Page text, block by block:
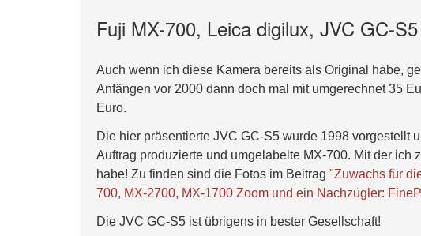
Fuji MX-700, Leica digilux, JVC GC-S5
Auch wenn ich diese Kamera bereits als Original habe,
Anfängen vor 2000 dann doch mal mit umgerechnet 35
Euro.
Die hier präsentierte JVC GC-S5 wurde 1998 vorgestellt
Auftrag produzierte und umgelabelte MX-700. Mit der ich
habe! Zu finden sind die Fotos im Beitrag "Zuwachs für
700, MX-2700, MX-1700 Zoom und ein Nachzügler:
Die JVC GC-S5 ist übrigens in bester Gesellschaft!